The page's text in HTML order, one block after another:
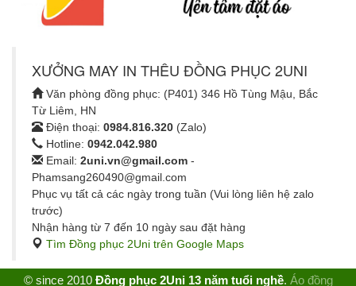
XƯỞNG MAY IN THÊU ĐỒNG PHỤC 2UNI
Văn phòng đồng phục: (P401) 346 Hồ Tùng Mậu, Bắc
Từ Liêm, HN
Điện thoại: 0984.816.320 (Zalo)
Hotline: 0942.042.980
Email: 2uni.vn@gmail.com -
Phamsang260490@gmail.com
Phục vụ tất cả các ngày trong tuần (Vui lòng liên hệ zalo
trước)
Nhận hàng từ 7 đến 10 ngày sau đặt hàng
Tìm Đồng phục 2Uni trên Google Maps
© since 2010 Đồng phục 2Uni 13 năm tuổi nghề. Áo đồng